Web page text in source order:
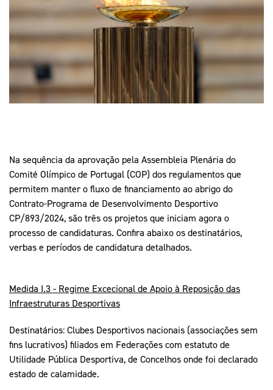
Documentos
Contactos
Educação Olímpica
Equipa Portugal
Educação
Equipa Portugal
Arquivo Histórico
Educação Olímpica
Equipa Portugal
Na sequência da aprovação pela Assembleia Plenária do
Comité Olímpico de Portugal (COP) dos regulamentos que
permitem manter o fluxo de financiamento ao abrigo do
Contrato-Programa de Desenvolvimento Desportivo
CP/893/2024, são três os projetos que iniciam agora o
processo de candidaturas. Confira abaixo os destinatários,
verbas e períodos de candidatura detalhados.
Medida I.3 - Regime Excecional de Apoio à Reposição das
Infraestruturas Desportivas
Destinatários: Clubes Desportivos nacionais (associações sem
fins lucrativos) filiados em Federações com estatuto de
Utilidade Pública Desportiva, de Concelhos onde foi declarado
estado de calamidade.